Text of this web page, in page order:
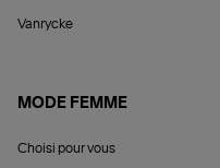
Vanrycke
MODE FEMME
Choisi pour vous